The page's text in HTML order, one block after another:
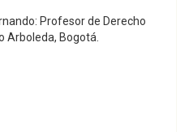
Profesor de Derecho
Arboleda, Bogotá.